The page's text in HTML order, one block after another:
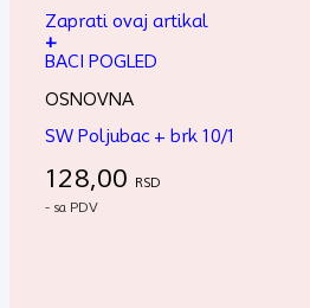
Zaprati ovaj artikal
+
BACI POGLED
OSNOVNA
SW Poljubac + brk 10/1
128,00 RSD
- sa PDV